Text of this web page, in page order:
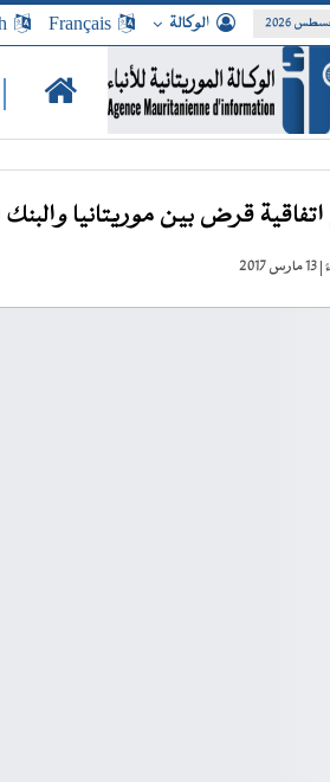
الوكالة Français
اتفاقية قرض بين موريتانيا